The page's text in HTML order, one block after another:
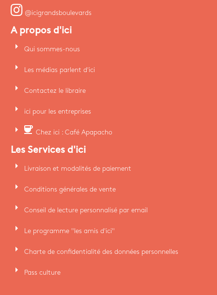
@icigrandsboulevards
A propos d'ici
arrow_right Qui sommes-nous
arrow_right Les médias parlent d'ici
arrow_right Contactez le libraire
arrow_right ici pour les entreprises
arrow_right coffee Chez ici : Café Apapacho
Les Services d'ici
arrow_right Livraison et modalités de paiement
arrow_right Conditions générales de vente
arrow_right Conseil de lecture personnalisé par email
arrow_right Le programme "les amis d'ici"
arrow_right Charte de confidentialité des données personnelles
arrow_right Pass culture